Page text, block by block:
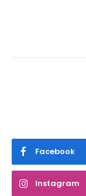
Facebook
Instagram